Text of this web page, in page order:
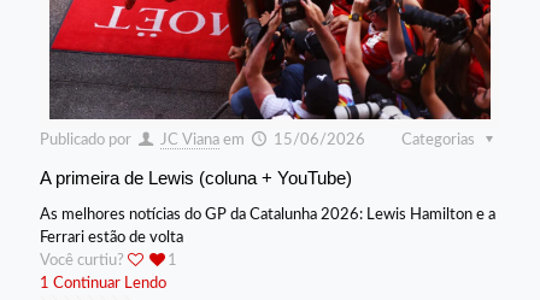
Publicado por JC Viana em 15/06/2026 Categorias
A primeira de Lewis (coluna + YouTube)
As melhores notícias do GP da Catalunha 2026: Lewis Hamilton e a
Ferrari estão de volta
Você curtiu?
1
1 Continuar Lendo